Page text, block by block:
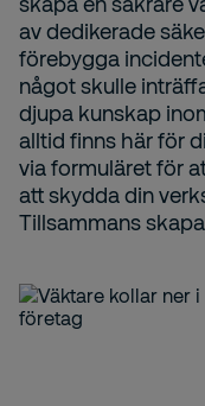
av dedikerade
förebygga
något skulle
djupa kunskap
alltid finns här för
via formuläret för
att skydda din
Tillsammans